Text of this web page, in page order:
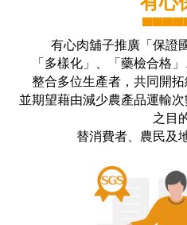
有心肉舖子推廣「保證
「多樣化」、「藥檢合格
整合多位生產者，共同開
並期望藉由減少農產品運輸
之目
替消費者、農民及